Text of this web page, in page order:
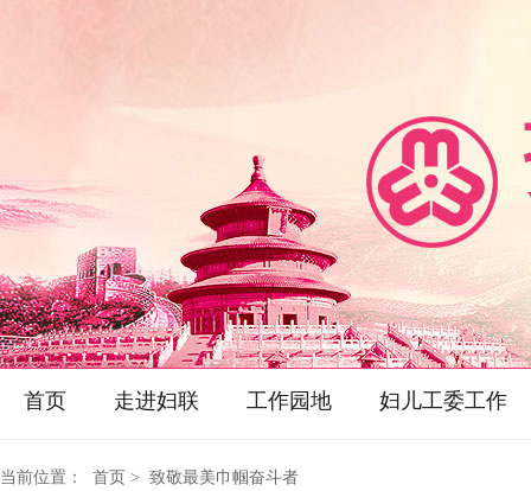
首页 走进妇联 工作园地 妇儿工委工作
当前位置： 首页 > 致敬最美巾帼奋斗者